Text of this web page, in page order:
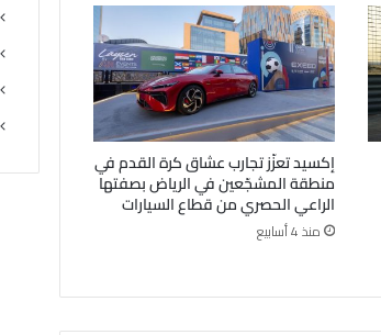
إكسيد تعزّز تجارب عشاق كرة القدم في
منطقة المشجّعين في الرياض بصفتها
الراعي الحصري من قطاع السيارات
منذ 4 أسابيع